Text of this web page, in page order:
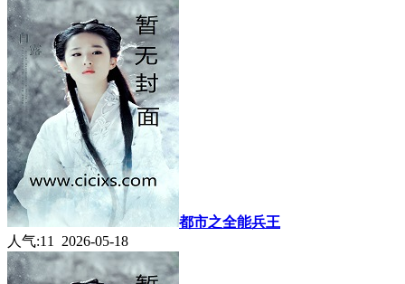
都市之全能兵王
人气:11 2026-05-18